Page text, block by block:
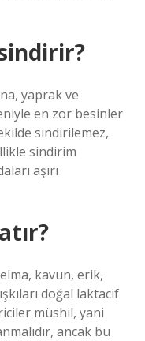
yaprak ve
en zor besinler
sindirilemez,
sindirim
aşırı
kavun, erik,
doğal laktacif
müshil, yani
ancak bu